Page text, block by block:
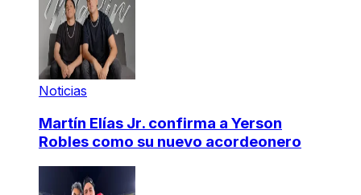
Noticias
Martín Elías Jr. confirma a Yerson
Robles como su nuevo acordeonero